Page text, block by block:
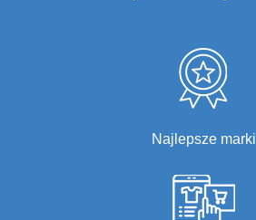
Najlepsze marki